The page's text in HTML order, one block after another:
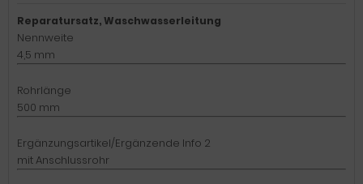
Reparatursatz, Waschwasserleitung
Nennweite
4,5 mm
Rohrlänge
500 mm
Ergänzungsartikel/Ergänzende Info 2
mit Anschlussrohr